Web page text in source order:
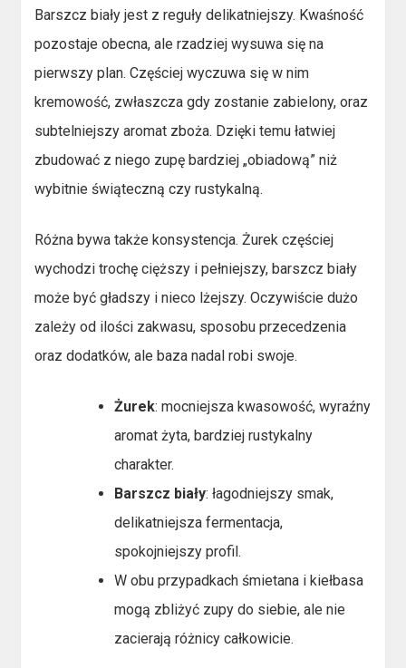
Barszcz biały jest z reguły delikatniejszy. Kwaśność
pozostaje obecna, ale rzadziej wysuwa się na
pierwszy plan. Częściej wyczuwa się w nim
kremowość, zwłaszcza gdy zostanie zabielony, oraz
subtelniejszy aromat zboża. Dzięki temu łatwiej
zbudować z niego zupę bardziej „obiadową” niż
wybitnie świąteczną czy rustykalną.
Różna bywa także konsystencja. Żurek częściej
wychodzi trochę cięższy i pełniejszy, barszcz biały
może być gładszy i nieco lżejszy. Oczywiście dużo
zależy od ilości zakwasu, sposobu przecedzenia
oraz dodatków, ale baza nadal robi swoje.
Żurek: mocniejsza kwasowość, wyraźny
aromat żyta, bardziej rustykalny
charakter.
Barszcz biały: łagodniejszy smak,
delikatniejsza fermentacja,
spokojniejszy profil.
W obu przypadkach śmietana i kiełbasa
mogą zbliżyć zupy do siebie, ale nie
zacierają różnicy całkowicie.